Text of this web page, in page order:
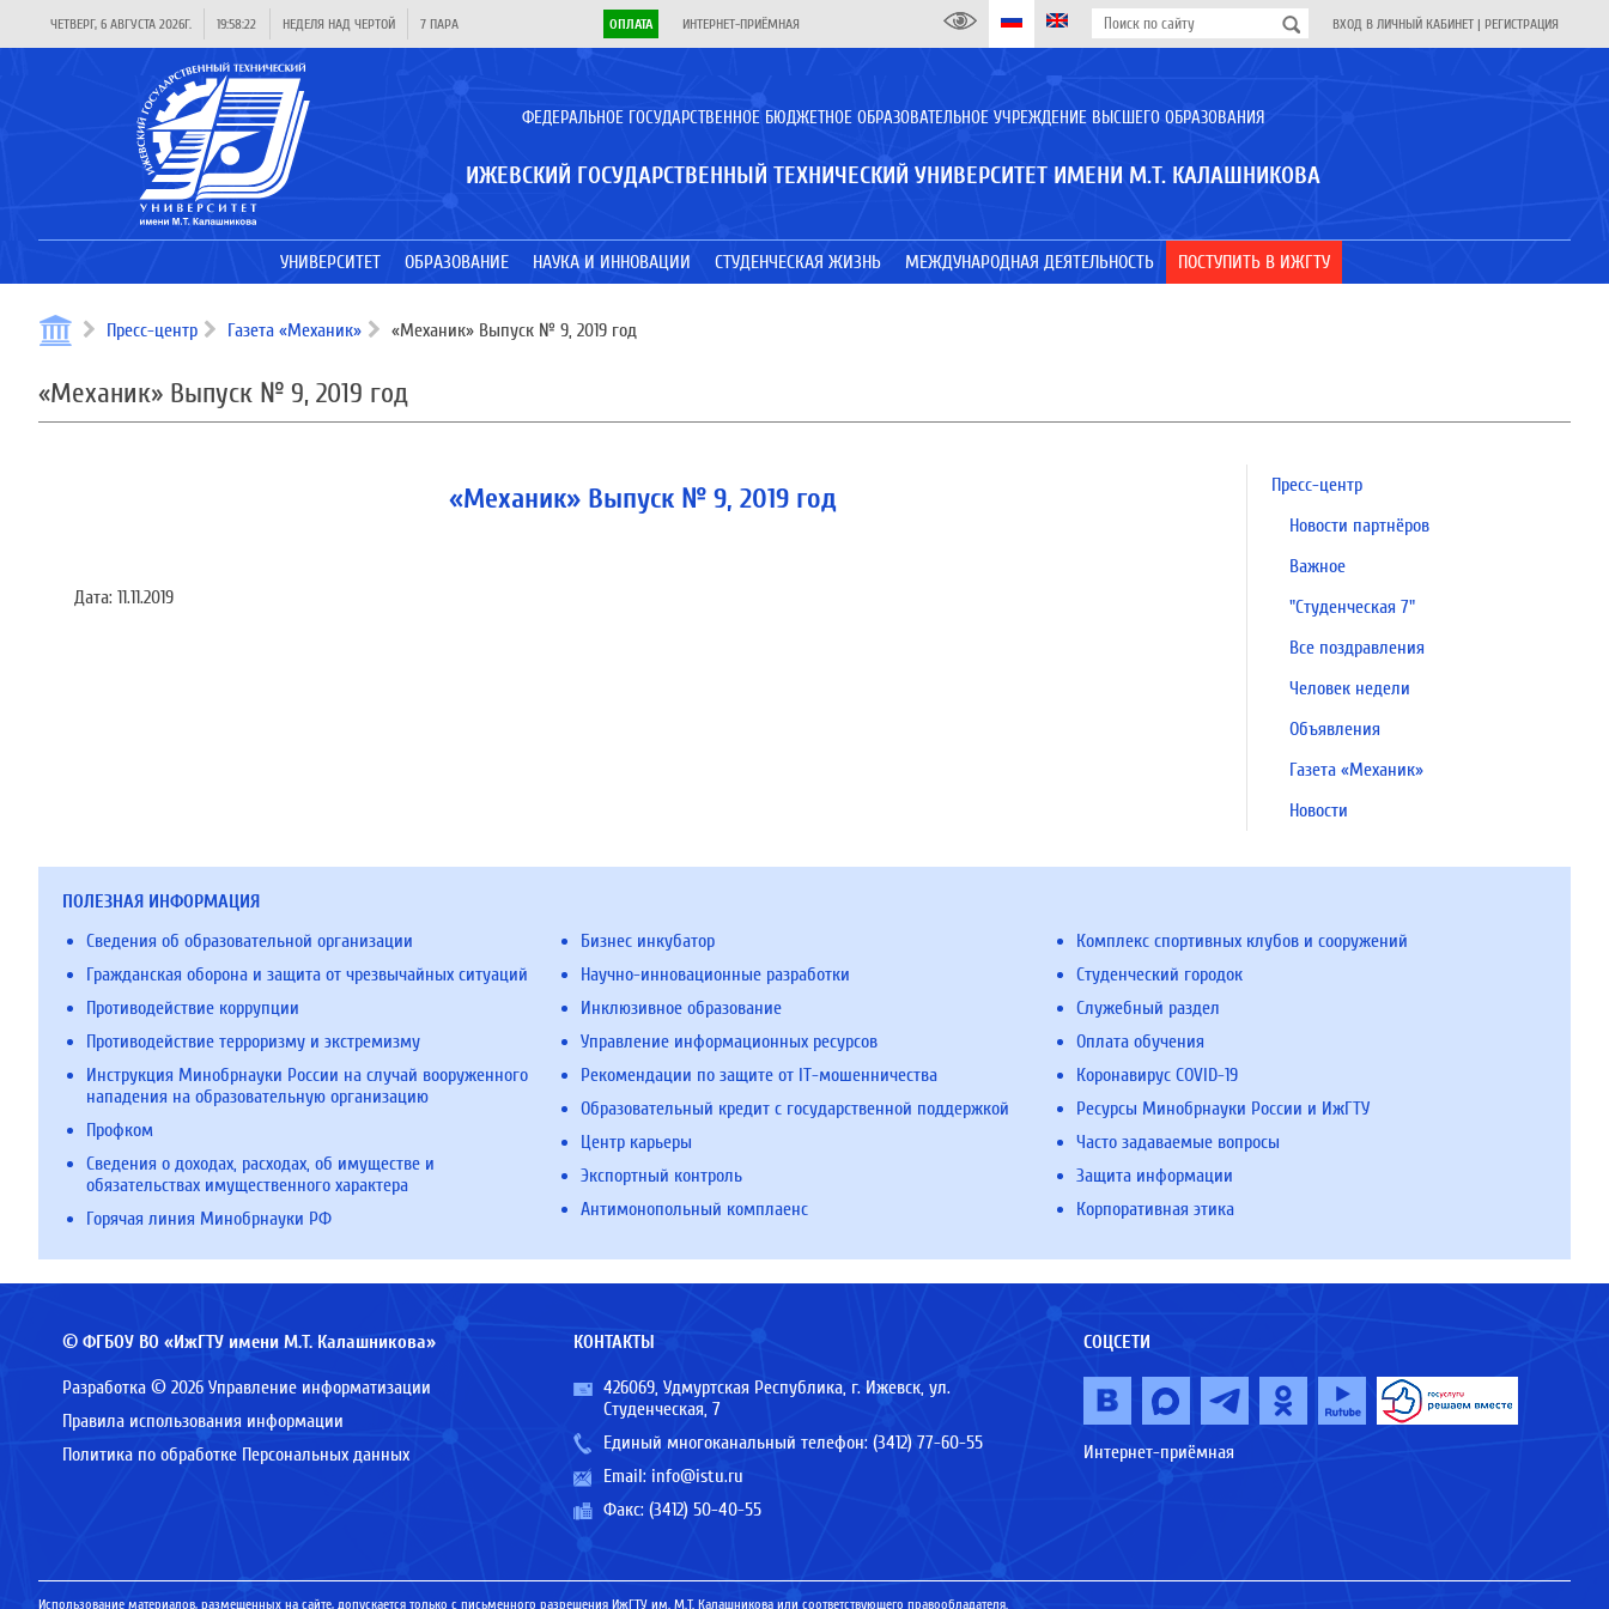
ЧЕТВЕРГ, 6 АВГУСТА 2026Г. 19:58:22 НЕДЕЛЯ НАД ЧЕРТОЙ 7 ПАРА ОПЛАТА ИНТЕРНЕТ-ПРИЁМНАЯ ВХОД В ЛИЧНЫЙ КАБИНЕТ | РЕГИСТРАЦИЯ
ФЕДЕРАЛЬНОЕ ГОСУДАРСТВЕННОЕ БЮДЖЕТНОЕ ОБРАЗОВАТЕЛЬНОЕ УЧРЕЖДЕНИЕ ВЫСШЕГО ОБРАЗОВАНИЯ
ИЖЕВСКИЙ ГОСУДАРСТВЕННЫЙ ТЕХНИЧЕСКИЙ УНИВЕРСИТЕТ ИМЕНИ М.Т. КАЛАШНИКОВА
УНИВЕРСИТЕТ ОБРАЗОВАНИЕ НАУКА И ИННОВАЦИИ СТУДЕНЧЕСКАЯ ЖИЗНЬ МЕЖДУНАРОДНАЯ ДЕЯТЕЛЬНОСТЬ ПОСТУПИТЬ В ИЖГТУ
Пресс-центр Газета «Механик» «Механик» Выпуск № 9, 2019 год
«Механик» Выпуск № 9, 2019 год
«Механик» Выпуск № 9, 2019 год
Дата: 11.11.2019
Пресс-центр
Новости партнёров
Важное
"Студенческая 7"
Все поздравления
Человек недели
Объявления
Газета «Механик»
Новости
ПОЛЕЗНАЯ ИНФОРМАЦИЯ
Сведения об образовательной организации
Гражданская оборона и защита от чрезвычайных ситуаций
Противодействие коррупции
Противодействие терроризму и экстремизму
Инструкция Минобрнауки России на случай вооруженного
нападения на образовательную организацию
Профком
Сведения о доходах, расходах, об имуществе и
обязательствах имущественного характера
Горячая линия Минобрнауки РФ
Бизнес инкубатор
Научно-инновационные разработки
Инклюзивное образование
Управление информационных ресурсов
Рекомендации по защите от IT-мошенничества
Образовательный кредит с государственной поддержкой
Центр карьеры
Экспортный контроль
Антимонопольный комплаенс
Комплекс спортивных клубов и сооружений
Студенческий городок
Служебный раздел
Оплата обучения
Коронавирус COVID-19
Ресурсы Минобрнауки России и ИжГТУ
Часто задаваемые вопросы
Защита информации
Корпоративная этика
© ФГБОУ ВО «ИжГТУ имени М.Т. Калашникова»
Разработка © 2026 Управление информатизации
Правила использования информации
Политика по обработке Персональных данных
КОНТАКТЫ
426069, Удмуртская Республика, г. Ижевск, ул.
Студенческая, 7
Единый многоканальный телефон: (3412) 77-60-55
Email: info@istu.ru
Факс: (3412) 50-40-55
СОЦСЕТИ
Интернет-приёмная
Использование материалов, размещенных на сайте, допускается только с письменного разрешения ИжГТУ им. М.Т. Калашникова или соответствующего правообладателя.